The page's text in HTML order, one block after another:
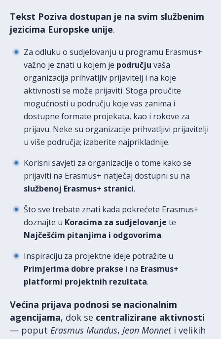
Tekst Poziva dostupan je na svim službenim
jezicima Europske unije.
Za odluku o sudjelovanju u programu Erasmus+
važno je znati u kojem je području vaša
organizacija prihvatljiv prijavitelj i na koje
aktivnosti se može prijaviti. Stoga proučite
mogućnosti u području koje vas zanima i
dostupne formate projekata, kao i rokove za
prijavu. Neke su organizacije prihvatljivi prijavitelji
u više područja; izaberite najprikladnije.
Korisni savjeti za organizacije o tome kako se
prijaviti na Erasmus+ natječaj dostupni su na
službenoj Erasmus+ stranici.
Što sve trebate znati kada pokrećete Erasmus+
doznajte u Koracima za sudjelovanje te
Najčešćim pitanjima i odgovorima.
Inspiraciju za projektne ideje potražite u
Primjerima dobre prakse i na Erasmus+
platformi projektnih rezultata.
Većina prijava podnosi se nacionalnim
agencijama, dok se centralizirane aktivnosti
— poput Erasmus Mundus, Jean Monneti velikih